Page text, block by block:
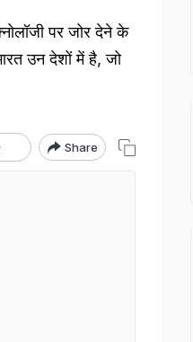
पर जोर देने के
उन देशों में है, जो
Share